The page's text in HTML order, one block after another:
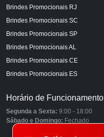
Brindes Promocionais RJ
Brindes Promocionais SC
Brindes Promocionais SP
Brindes Promocionais AL
Brindes Promocionais CE
Brindes Promocionais ES
Horário de Funcionamento
Segunda a Sexta: 9:00 - 18:00
Sábado e Domingo: Fechado